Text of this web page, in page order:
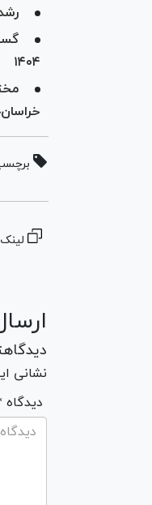
رشد ۳۱۰ درصدی تبدیل اسناد دفترچه‌ای به تک برگ در
۱۴۰۴
نشانی
* دیدگاه